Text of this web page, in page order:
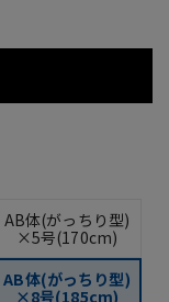
AB体(がっちり型)
×5号(170cm)
AB体(がっちり型)
×8号(185cm)